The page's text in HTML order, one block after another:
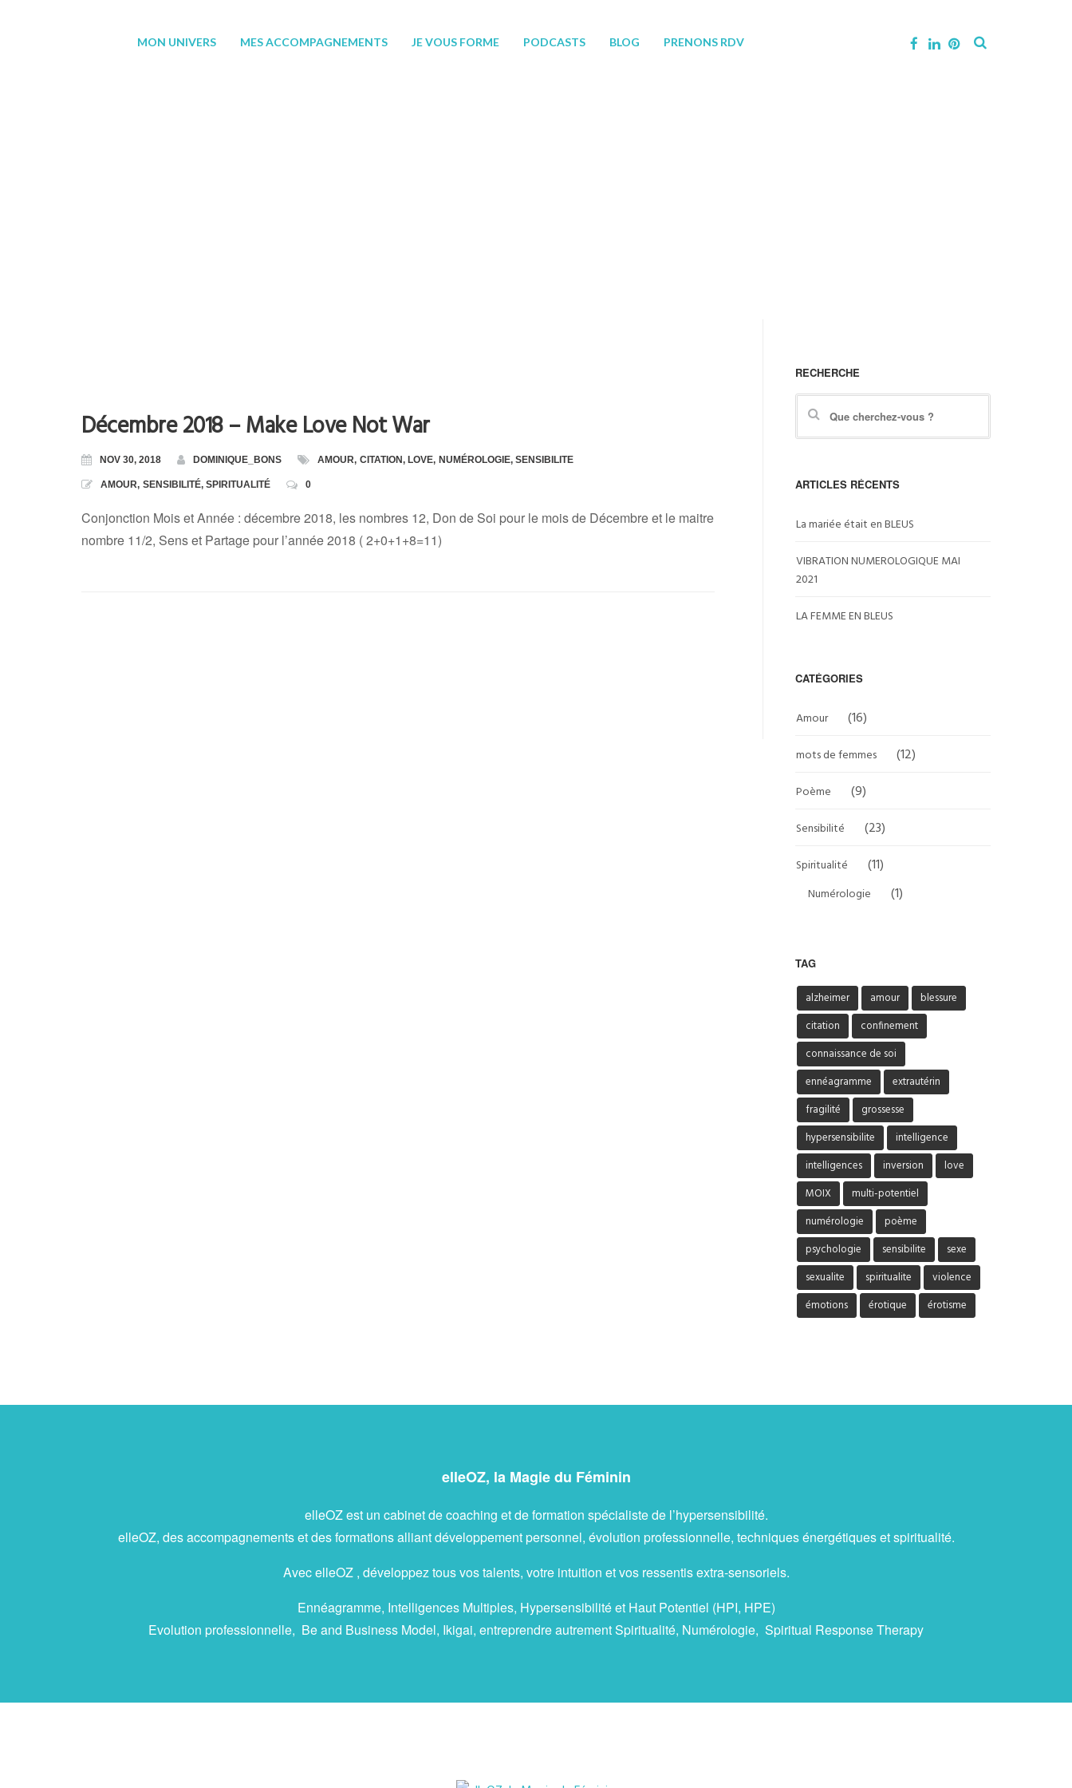
MON UNIVERS MES ACCOMPAGNEMENTS JE VOUS FORME PODCASTS BLOG PRENONS RDV
Décembre 2018 – Make Love Not War
NOV 30, 2018 DOMINIQUE_BONS AMOUR, CITATION, LOVE, NUMÉROLOGIE, SENSIBILITE
AMOUR, SENSIBILITÉ, SPIRITUALITÉ 0
Conjonction Mois et Année : décembre 2018, les nombres 12, Don de Soi pour le mois de Décembre et le maitre
nombre 11/2, Sens et Partage pour l’année 2018 ( 2+0+1+8=11)
RECHERCHE
ARTICLES RÉCENTS
La mariée était en BLEUS
VIBRATION NUMEROLOGIQUE MAI
2021
LA FEMME EN BLEUS
CATÉGORIES
Amour (16)
mots de femmes (12)
Poème (9)
Sensibilité (23)
Spiritualité (11)
Numérologie (1)
TAG
alzheimer amour
blessure
citation
confinement
connaissance de soi
ennéagramme
extrautérin
fragilité
grossesse
hypersensibilite
intelligence
intelligences
inversion
love
MOIX
multi-potentiel
numérologie
poème
psychologie
sensibilite
sexe
sexualite
spiritualite
violence
émotions
érotique érotisme
elleOZ, la Magie du Féminin
elleOZ est un cabinet de coaching et de formation spécialiste de l’hypersensibilité.
elleOZ, des accompagnements et des formations alliant développement personnel, évolution professionnelle, techniques énergétiques et spiritualité.
Avec elleOZ , développez tous vos talents, votre intuition et vos ressentis extra-sensoriels.
Ennéagramme, Intelligences Multiples, Hypersensibilité et Haut Potentiel (HPI, HPE)
Evolution professionnelle, Be and Business Model, Ikigai, entreprendre autrement Spiritualité, Numérologie, Spiritual Response Therapy